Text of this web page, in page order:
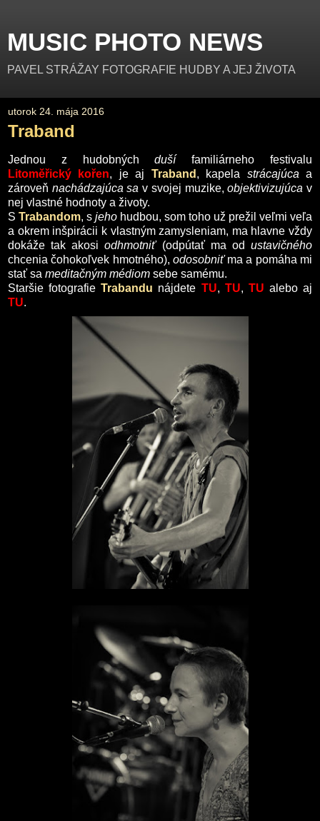
MUSIC PHOTO NEWS
PAVEL STRÁŽAY FOTOGRAFIE HUDBY A JEJ ŽIVOTA
utorok 24. mája 2016
Traband
Jednou z hudobnýchdušífamiliárneho festivalu
Litoměřický kořen, je aj Traband , kapela strácajúca a
zároveň nachádzajúca sa v svojej muzike,objektivizujúca v
nej vlastné hodnoty a životy.
S Trabandom, s jeho hudbou, som toho už prežil veľmi veľa
a okrem inšpirácii k vlastným zamysleniam, ma hlavne vždy
dokáže tak akosiodhmotniť(odpútať ma odustavičného
chcenia čohokoľvek hmotného), odosobniťma a pomáha mi
stať sa meditačným médiom sebe samému.
Staršie fotografieTrabandu nájdete TU, TU, TU alebo aj
TU.